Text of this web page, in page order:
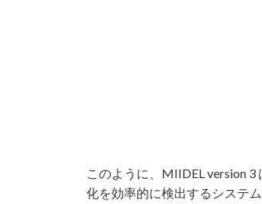
このように、MIIDEL version
化を効率的に検出するシステ